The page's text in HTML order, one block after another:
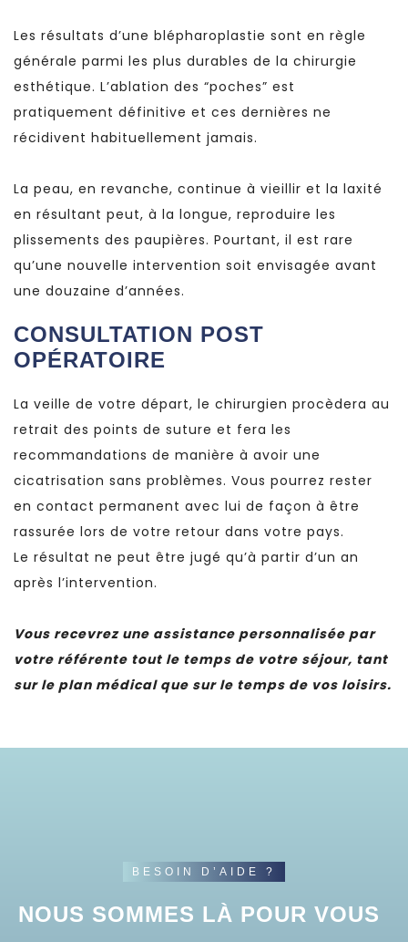
Les résultats d’une blépharoplastie sont en règle
générale parmi les plus durables de la chirurgie
esthétique. L’ablation des “poches” est
pratiquement définitive et ces dernières ne
récidivent habituellement jamais.
La peau, en revanche, continue à vieillir et la laxité
en résultant peut, à la longue, reproduire les
plissements des paupières. Pourtant, il est rare
qu’une nouvelle intervention soit envisagée avant
une douzaine d’années.
CONSULTATION POST
OPÉRATOIRE
La veille de votre départ, le chirurgien procèdera au
retrait des points de suture et fera les
recommandations de manière à avoir une
cicatrisation sans problèmes. Vous pourrez rester
en contact permanent avec lui de façon à être
rassurée lors de votre retour dans votre pays.
Le résultat ne peut être jugé qu’à partir d’un an
après l’intervention.
Vous recevrez une assistance personnalisée par
votre référente tout le temps de votre séjour, tant
sur le plan médical que sur le temps de vos loisirs.
BESOIN D’AIDE ?
NOUS SOMMES LÀ POUR VOUS